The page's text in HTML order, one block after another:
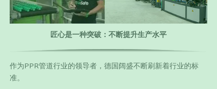
匠心是一种突破：不断提升生产水平
作为PPR管道行业的领导者，德国阔盛不断刷新着行业的标
准。